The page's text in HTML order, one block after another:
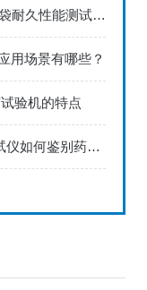
提袋疲劳试验机TDY-1000：手提袋耐久性能测试的技术解析
用场景有哪些？
验机的特点
毫安级的真相：内涂层连续性测试仪如何鉴别药用软管的质量